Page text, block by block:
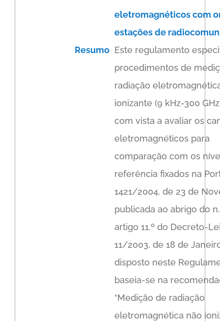
eletromagnéticos com
estações de
Resumo Este regulamento
procedimentos de
radiação
ionizante (9 kHz-300
com vista a avaliar os
eletromagnéticos para
comparação com os
referência fixados na
1421/2004, de 23 de
publicada ao abrigo do
artigo 11.º do Decreto-
11/2003, de 18 de
disposto neste
baseia-se na
“Medição de radiação
eletromagnética não